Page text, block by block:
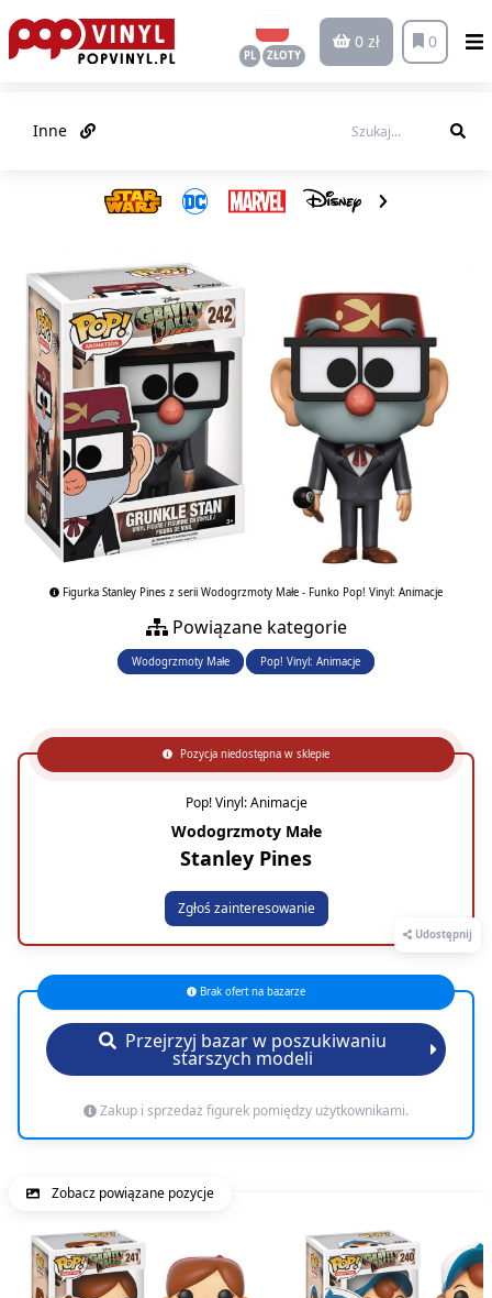
PL ZŁOTY
0 zł 0
Inne
Figurka Stanley Pines z serii Wodogrzmoty Małe - Funko Pop! Vinyl: Animacje
Powiązane kategorie
Wodogrzmoty Małe Pop! Vinyl: Animacje
Udostępnij
Pozycja niedostępna w sklepie
Pop! Vinyl: Animacje
Wodogrzmoty Małe
Stanley Pines
Zgłoś zainteresowanie
Brak ofert na bazarze
Przejrzyj bazar w poszukiwaniu
starszych modeli
Zakup i sprzedaż figurek pomiędzy użytkownikami.
Zobacz powiązane pozycje